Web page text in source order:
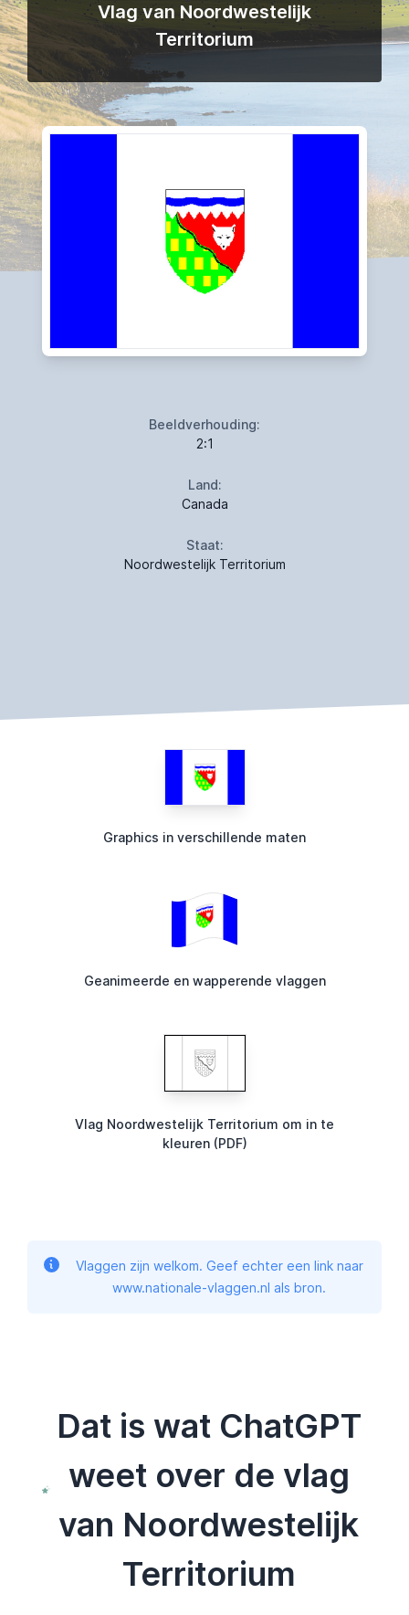
Vlag van Noordwestelijk
Territorium
Beeldverhouding:
2:1
Land:
Canada
Staat:
Noordwestelijk Territorium
Graphics in verschillende maten
Geanimeerde en wapperende vlaggen
Vlag Noordwestelijk Territorium om in te
kleuren (PDF)
Vlaggen zijn welkom. Geef echter een link naar
www.nationale-vlaggen.nl als bron.
Dat is wat ChatGPT
weet over de vlag
van Noordwestelijk
Territorium